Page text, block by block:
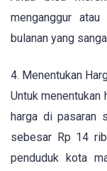
menganggur
bulanan yang
4. Menentukan
Untuk
harga di pasaran
sebesar Rp 14
penduduk kota